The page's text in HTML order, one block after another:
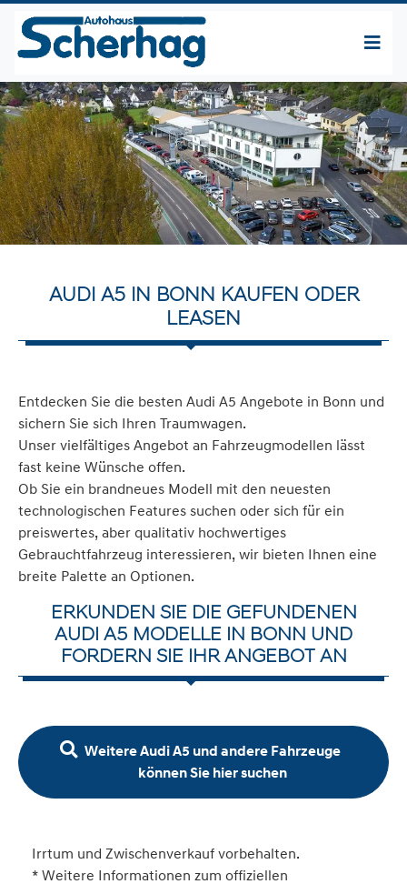
AUDI A5 IN BONN KAUFEN ODER
LEASEN
Entdecken Sie die besten Audi A5 Angebote in Bonn und
sichern Sie sich Ihren Traumwagen.
Unser vielfältiges Angebot an Fahrzeugmodellen lässt
fast keine Wünsche offen.
Ob Sie ein brandneues Modell mit den neuesten
technologischen Features suchen oder sich für ein
preiswertes, aber qualitativ hochwertiges
Gebrauchtfahrzeug interessieren, wir bieten Ihnen eine
breite Palette an Optionen.
ERKUNDEN SIE DIE GEFUNDENEN
AUDI A5 MODELLE IN BONN UND
FORDERN SIE IHR ANGEBOT AN
Weitere Audi A5 und andere Fahrzeuge
können Sie hier suchen
Irrtum und Zwischenverkauf vorbehalten.
* Weitere Informationen zum offiziellen